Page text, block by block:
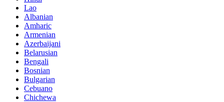
Lao
Albanian
Amharic
Armenian
Azerbaijani
Belarusian
Bengali
Bosnian
Bulgarian
Cebuano
Chichewa